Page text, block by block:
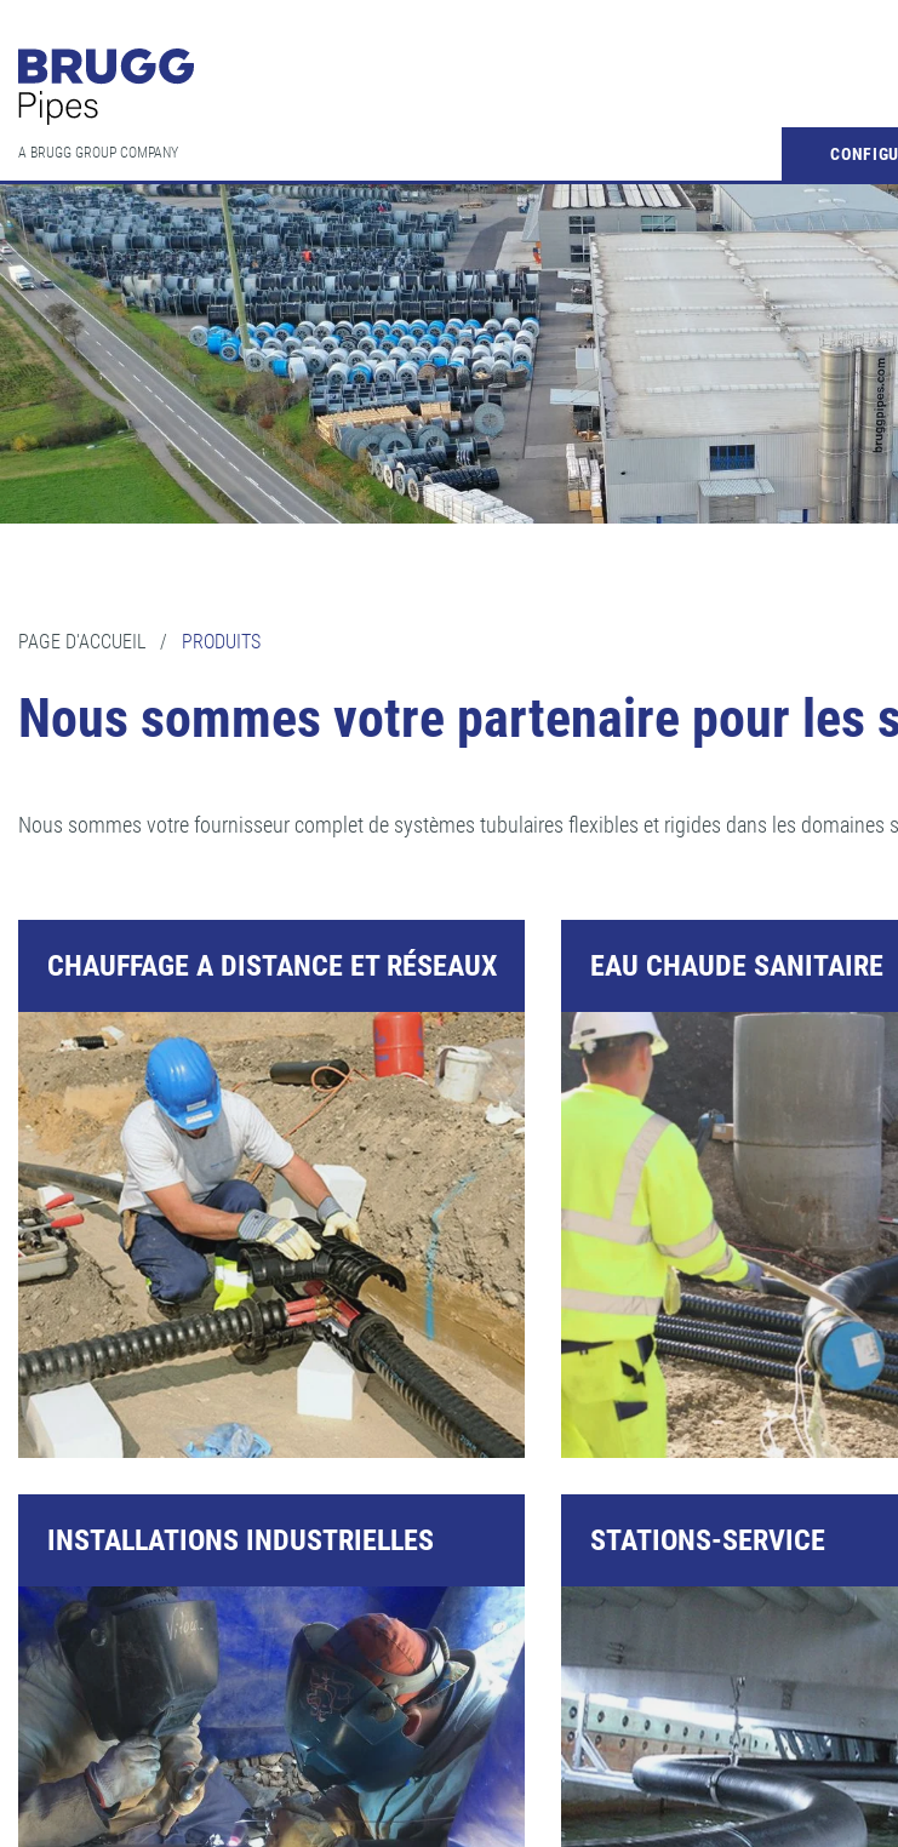
A BRUGG GROUP COMPANY
PAGE D'ACCUEIL / PRODUITS
Nous sommes votre partenaire pour les
Nous sommes votre fournisseur complet de systèmes tubulaires flexibles et rigides dans les domaines
CHAUFFAGE A DISTANCE ET RÉSEAUX EAU CHAUDE SANITAIRE
INSTALLATIONS INDUSTRIELLES STATIONS-SERVICE